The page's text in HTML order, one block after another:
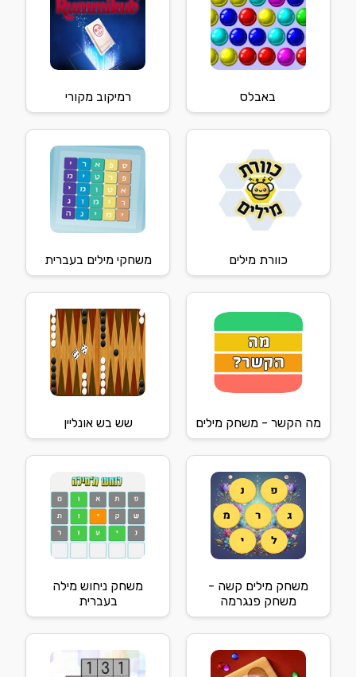
באבלס רמיקוב מקורי
כוורת מילים משחקי מילים בעברית
מה הקשר - משחק מילים שש בש אונליין
משחק מילים קשה -
משחק פנגרמה
משחק ניחוש מילה
בעברית